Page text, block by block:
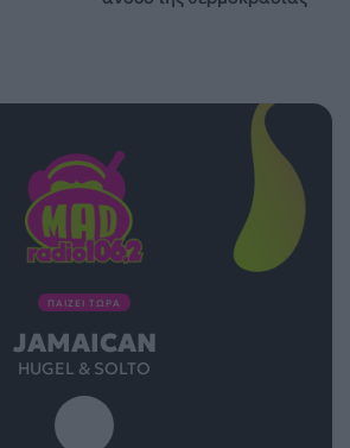
ΠΑΙΖΕΙ ΤΩΡΑ
JAMAICAN
HUGEL & SOLTO